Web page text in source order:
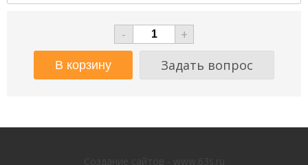
-
+
Задать вопрос
Создание сайтов - www.63s.ru